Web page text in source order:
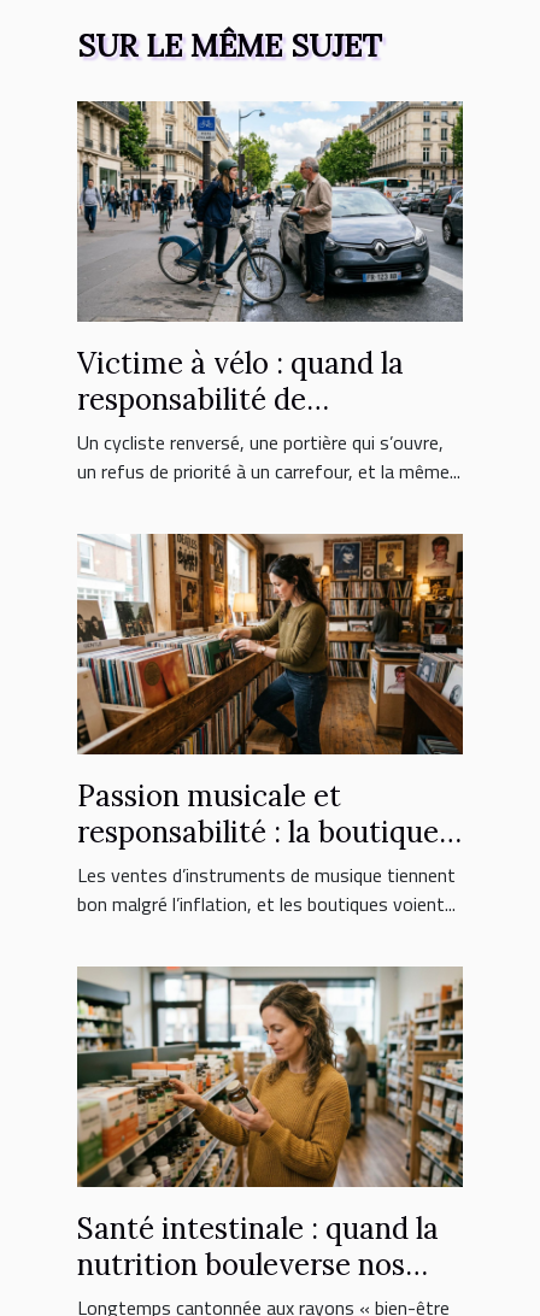
SUR LE MÊME SUJET
Victime à vélo : quand la
responsabilité de
l’automobiliste est engagée
Un cycliste renversé, une portière qui s’ouvre,
un refus de priorité à un carrefour, et la même...
Passion musicale et
responsabilité : la boutique
face aux nouveaux
consommateurs
Les ventes d’instruments de musique tiennent
bon malgré l’inflation, et les boutiques voient...
Santé intestinale : quand la
nutrition bouleverse nos
choix de suppléments
Longtemps cantonnée aux rayons « bien-être